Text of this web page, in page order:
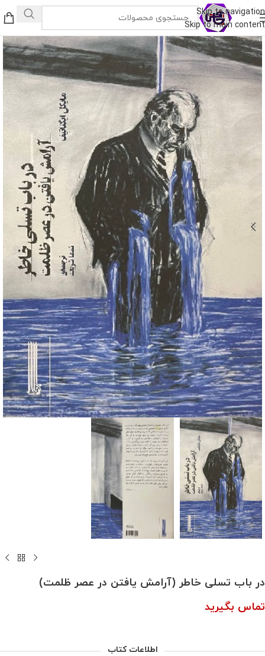
Skip to navigation
Skip to main content
در باب تسلی خاطر (آرامش یافتن در عصر ظلمت)
تماس بگیرید
اطلاعات کتاب